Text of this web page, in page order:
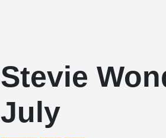
Stevie
July